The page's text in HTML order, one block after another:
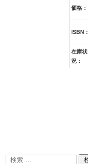
価格：
ISBN：
在庫状
況：